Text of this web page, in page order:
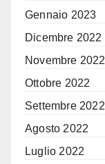
Gennaio 2023
Dicembre 2022
Novembre 2022
Ottobre 2022
Settembre 2022
Agosto 2022
Luglio 2022